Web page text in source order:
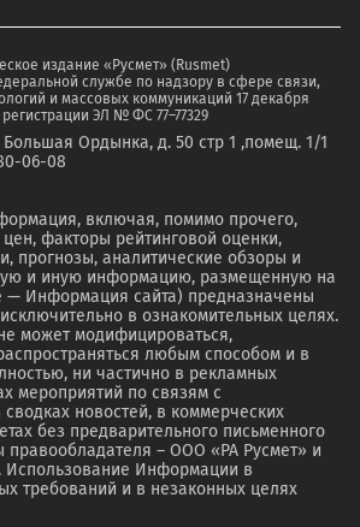
издание «Русмет» (Rusmet)
службе по надзору в сфере связи,
и массовых коммуникаций 17 декабря
регистрации ЭЛ № ФС 77–77329
Большая Ордынка, д. 50 стр 1 ,помещ. 1/1
06-08
включая, помимо прочего,
факторы рейтинговой оценки,
прогнозы, аналитические обзоры и
и иную информацию, размещенную на
— Информация сайта) предназначены
в ознакомительных целях.
может модифицироваться,
любым способом и в
ни частично в рекламных
мероприятий по связям с
новостей, в коммерческих
без предварительного письменного
правообладателя – ООО «РА Русмет» и
Использование Информации в
требований и в незаконных целях